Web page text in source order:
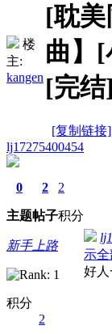
楼
主:
kangen
[耽
曲】
[完
[复制链接]
lj17275400454
0
主题
2
帖子
2
积分
新手上路
积分
2
示
好